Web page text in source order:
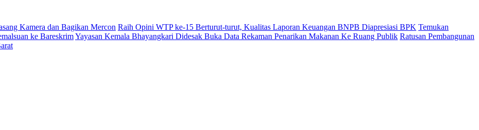
Kamera dan Bagikan Mercon Raih Opini WTP ke-15 Berturut-turut, Kualitas Laporan Keuangan BNPB Diapresiasi BPK Temukan
ke BareskrimYayasan Kemala Bhayangkari Didesak Buka Data Rekaman Penarikan Makanan Ke Ruang Publik Ratusan Pembangunan